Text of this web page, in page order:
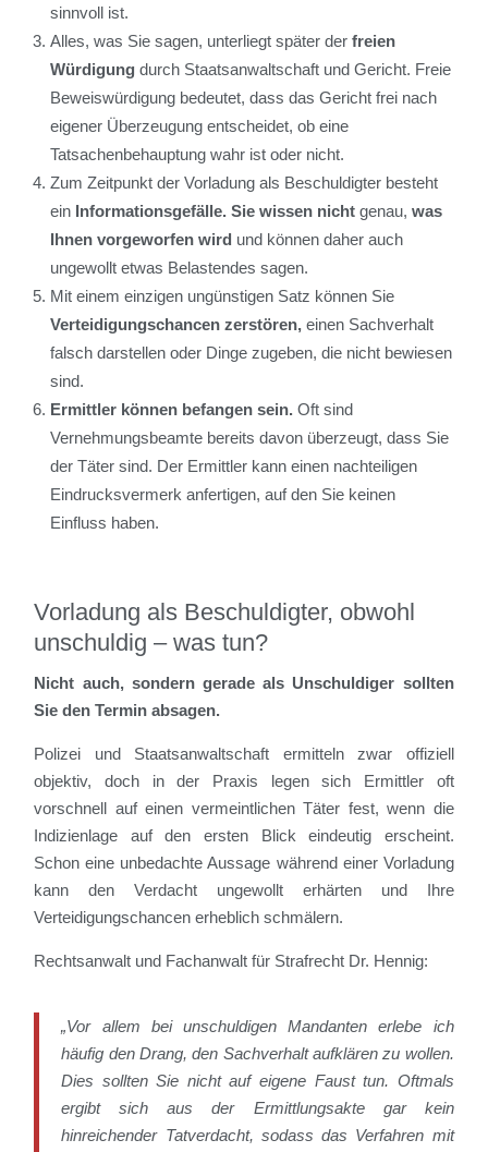
sinnvoll ist.
Alles, was Sie sagen, unterliegt später derfreien
Würdigung durch Staatsanwaltschaft und Gericht. Freie
Beweiswürdigung bedeutet, dass das Gericht frei nach
eigener Überzeugung entscheidet, ob eine
Tatsachenbehauptung wahr ist oder nicht.
Zum Zeitpunkt der Vorladung als Beschuldigter besteht
ein Informationsgefälle. Sie wissen nicht genau,was
Ihnen vorgeworfen wird und können daher auch
ungewollt etwas Belastendes sagen.
Mit einem einzigen ungünstigen Satz können Sie
Verteidigungschancen zerstören, einen Sachverhalt
falsch darstellen oder Dinge zugeben, die nicht bewiesen
sind.
Ermittler können befangen sein. Oft sind
Vernehmungsbeamte bereits davon überzeugt, dass Sie
der Täter sind. Der Ermittler kann einen nachteiligen
Eindrucksvermerk anfertigen, auf den Sie keinen
Einfluss haben.
Vorladung als Beschuldigter, obwohl
unschuldig – was tun?
Nicht auch, sondern gerade als Unschuldiger sollten
Sie den Termin absagen.
Polizei und Staatsanwaltschaft ermitteln zwar offiziell
objektiv, doch in der Praxis legen sich Ermittler oft
vorschnell auf einen vermeintlichen Täter fest, wenn die
Indizienlage auf den ersten Blick eindeutig erscheint.
Schon eine unbedachte Aussage während einer Vorladung
kann den Verdacht ungewollt erhärten und Ihre
Verteidigungschancen erheblich schmälern.
Rechtsanwalt und Fachanwalt für Strafrecht Dr. Hennig:
„Vor allem bei unschuldigen Mandanten erlebe ich
häufig den Drang, den Sachverhalt aufklären zu wollen.
Dies sollten Sie nicht auf eigene Faust tun. Oftmals
ergibt sich aus der Ermittlungsakte gar kein
hinreichender Tatverdacht, sodass das Verfahren mit